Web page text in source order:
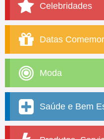
Celebridades
Datas
Moda
Saúde e Bem